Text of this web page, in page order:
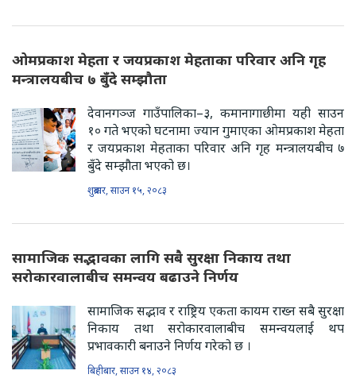
ओमप्रकाश मेहता र जयप्रकाश मेहताका परिवार अनि गृह
मन्त्रालयबीच ७ बुँदे सम्झौता
देवानगञ्ज गाउँपालिका–३, कमानागाछीमा यही साउन
१० गते भएको घटनामा ज्यान गुमाएका ओमप्रकाश मेहता
र जयप्रकाश मेहताका परिवार अनि गृह मन्त्रालयबीच ७
बुँदे सम्झौता भएको छ।
शुक्रबार, साउन १५, २०८३
सामाजिक सद्भावका लागि सबै सुरक्षा निकाय तथा
सरोकारवालाबीच समन्वय बढाउने निर्णय
सामाजिक सद्भाव र राष्ट्रिय एकता कायम राख्न सबै सुरक्षा
निकाय तथा सरोकारवालाबीच समन्वयलाई थप
प्रभावकारी बनाउने निर्णय गरेको छ ।
बिहीबार, साउन १४, २०८३